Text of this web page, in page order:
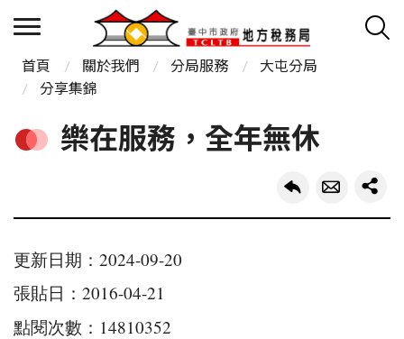
首頁 關於我們 分局服務
大屯分局
分享集錦
樂在服務，全年無休
更新日期：2024-09-20
張貼日：2016-04-21
點閱次數：14810352